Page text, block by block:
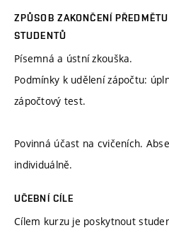
ZPŮSOB ZAKONČENÍ
STUDENTŮ
Písemná a ústní zkouška.
Podmínky k udělení zápočtu:
zápočtový test.
Povinná účast na cvičeních.
individuálně.
UČEBNÍ CÍLE
Cílem kurzu je poskytnout